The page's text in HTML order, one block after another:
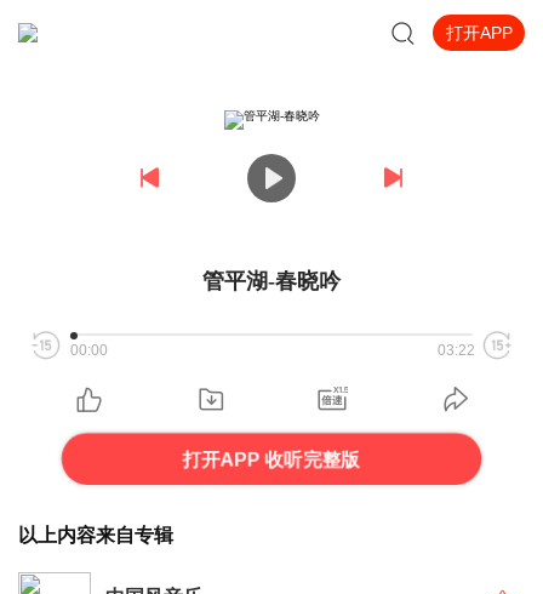
打开APP
管平湖-春晓吟
00:00 03:22
打开APP 收听完整版
以上内容来自专辑